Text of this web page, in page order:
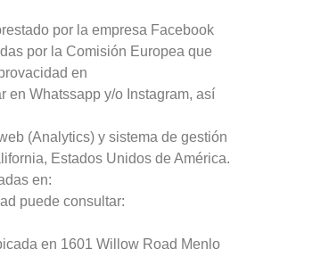
por la empresa Facebook
por la Comisión Europea que
en
en Whatssapp y/o Instagram, así
(Analytics) y sistema de gestión
Estados Unidos de América.
en:
puede consultar:
en 1601 Willow Road Menlo